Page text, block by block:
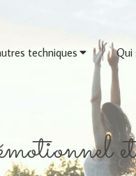
techniques Qui
et